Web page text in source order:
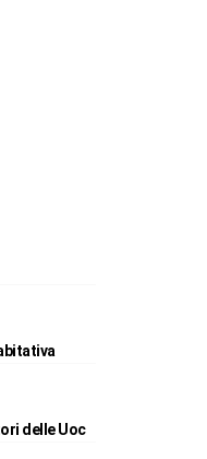
delle Uoc